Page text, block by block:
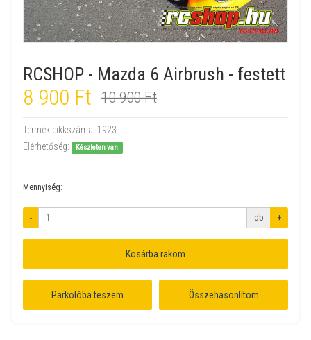
RCSHOP - Mazda 6 Airbrush - festett
8 900 Ft 10 900 Ft
Termék cikkszáma: 1923
Elérhetőség:
Készleten van
Mennyiség:
- db +
Kosárba rakom
Parkolóba teszem Összehasonlítom